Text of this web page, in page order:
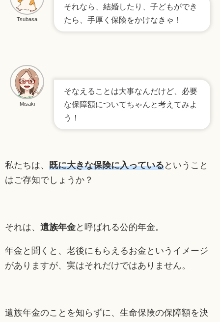
Tsubasa
それなら、結婚したり、子どもができ
たら、手厚く保険をかけなきゃ！
Misaki
そなえることは大事なんだけど、必要
な保障額についてちゃんと考えてみよ
う！
私たちは、 既に大きな保険に入っているということ
はご存知でしょうか？
それは、 遺族年金と呼ばれる公的年金。
年金と聞くと、老後にもらえるお金というイメージ
がありますが、実はそれだけではありません。
遺族年金のことを知らずに、生命保険の保障額を決